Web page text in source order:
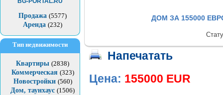
Продажа (5577)
Аренда (232)
Тип недвижимости
Квартиры (2838)
Коммерческая (323)
Новостройки (560)
Дом, таунхаус (1506)
ДОМ ЗА 155000
Напечатать
Цена: 155000 EUR